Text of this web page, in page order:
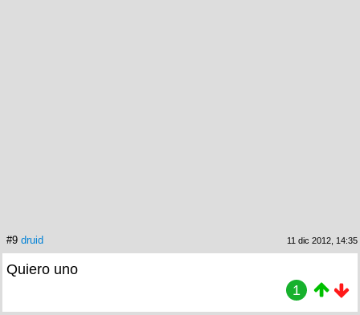
#9 druid 11 dic 2012, 14:35
Quiero uno
1